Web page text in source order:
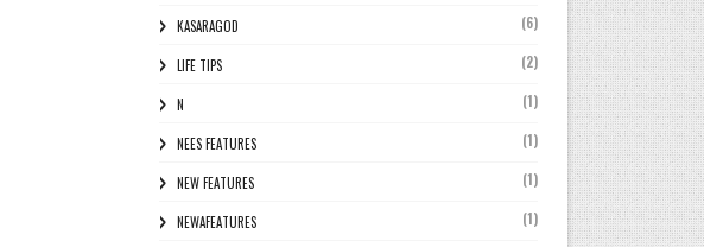
KASARAGOD (6)
LIFE TIPS (2)
N (1)
NEES FEATURES (1)
NEW FEATURES (1)
NEWAFEATURES (1)